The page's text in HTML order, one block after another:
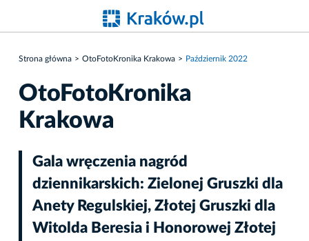
Strona główna OtoFotoKronika Krakowa Październik 2022
OtoFotoKronika
Krakowa
Gala wręczenia nagród
dziennikarskich: Zielonej Gruszki dla
Anety Regulskiej, Złotej Gruszki dla
Witolda Beresia i Honorowej Złotej